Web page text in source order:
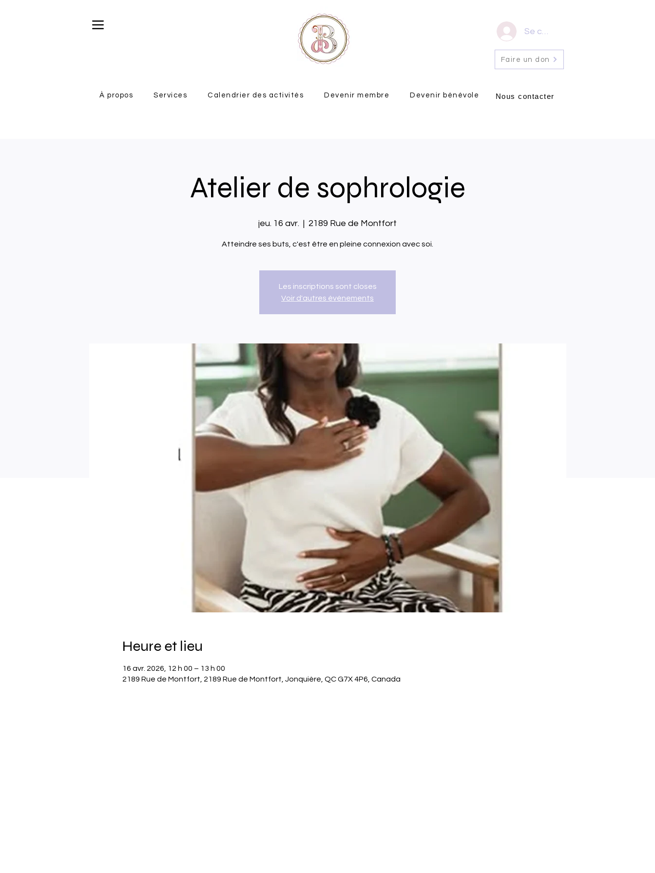
Se connecter
Faire un don
À propos Services Calendrier des activités Devenir membre Devenir bénévole Nous contacter
Atelier de sophrologie
jeu. 16 avr.
  |
2189 Rue de Montfort
Atteindre ses buts, c'est être en pleine connexion avec soi.
Les inscriptions sont closes
Voir d'autres événements
Heure et lieu
16 avr. 2026, 12 h 00 – 13 h 00
2189 Rue de Montfort, 2189 Rue de Montfort, Jonquière, QC G7X 4P6, Canada